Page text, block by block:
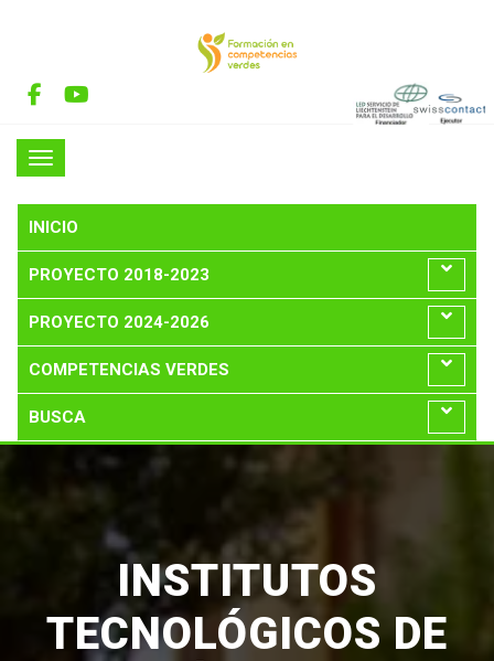
INICIO
PROYECTO 2018-2023
PROYECTO 2024-2026
COMPETENCIAS VERDES
BUSCA
INSTITUTOS
TECNOLÓGICOS DE